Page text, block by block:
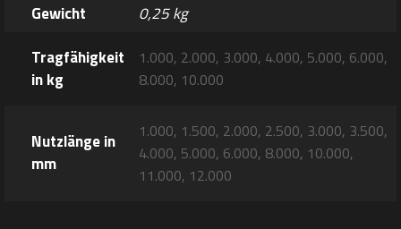
Gewicht
0,25 kg
Tragfähigkeit
in kg
1.000, 2.000, 3.000, 4.000, 5.000, 6.000,
8.000, 10.000
Nutzlänge in
mm
1.000, 1.500, 2.000, 2.500, 3.000, 3.500,
4.000, 5.000, 6.000, 8.000, 10.000,
11.000, 12.000